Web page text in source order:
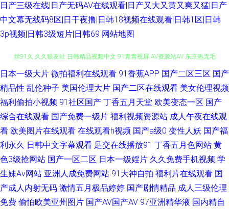
日产三级在线|日产无码AV在线观看|日产又大又黄又爽又猛|日产
中文幕无线码8区|日干夜撸|日韩18视频在线观看|日韩1区|日韩
3p视频|日韩3级短片|日韩69 网站地图
亚洲深爱激情 韩国二三四区 91国产黑丝短片 成人av天堂 国产极品天天插 黑
丝91久 久久狼友社 日韩精品视频中文 91青青视屏 AV资源站AV 东京热无毛
片 九九国产精品视频 欧美一期二期 91视频综合大全 深夜诱惑av 91操操操
国产不卡二区 久久妻天天碰电影 午夜理论 97国产福利影院 超碰97操 国产女
同视频 加勒比91AV 日韩黄色三级影院 自慰网站免费 第一福利在线导航 久久
香蕉福利av 日本影院色 伊人大香蕉视频 91五月天超碰 变态AV网站 欧美老妇
日本一级大片 微拍福利在线观看 91香蕉APP 国产二区三区 国产
精品性 乱伦种子 美国伦理大片 国产二区在线观看 美女伦理视频
福利偷拍小视频 91社区国产 丁香五月天堂 欧美变态一区 国产
综合在线观看 国产免费一级片 福利视频资源站 成人午夜在线观
看 欧美图片在线观看 在线观看h视频 国产a级0 变性人妖 国产福
利永久 日韩中文字幕观看 足交在线播放91 丁香五月色网站 黄
色3级抢网站 国产一区二区 日本一级婬片 久久免费手机视频 学
生妹Av网站 亚洲人成免费网站 91大神自拍 福利片在线观看 国
产成人内射无码 激情五月极品婷婷 国产剧情精品 成人三级伦理
免费 偷怕欧美亚州图片 国产AV国产AV 97亚洲精华液 国内精自